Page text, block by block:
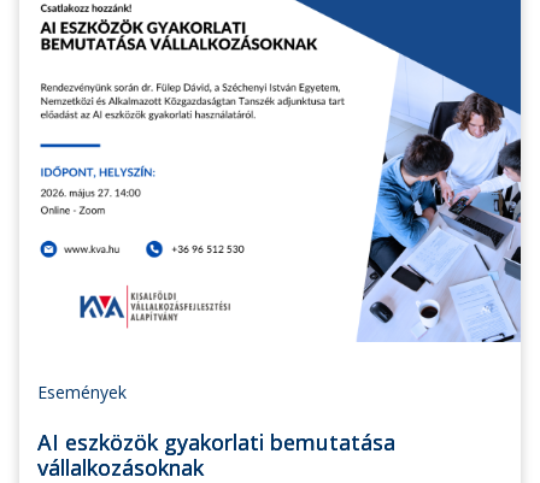
Események
AI eszközök gyakorlati bemutatása
vállalkozásoknak